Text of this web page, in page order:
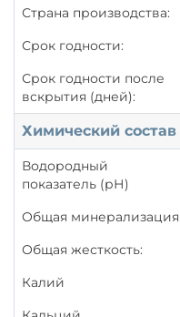
Страна производства:
Срок годности:
Срок годности после
вскрытия (дней):
Химический
Водородный
показатель (рН)
Общая минерализация
Общая жесткость:
Калий